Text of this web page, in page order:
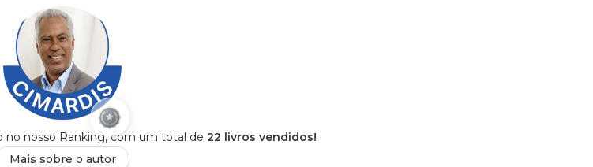
no nosso Ranking, com um total de 22 livros vendidos!
Mais sobre o autor